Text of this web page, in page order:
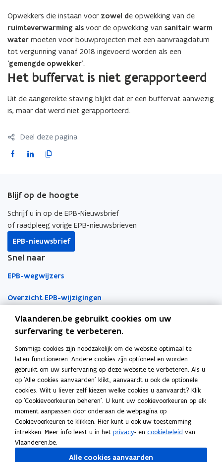
Opwekkers die instaan voor zowel de opwekking van de
ruimteverwarming als voor de opwekking van sanitair warm
water moeten voor bouwprojecten met een aanvraagdatum
tot vergunning vanaf 2018 ingevoerd worden als een
‘gemengde opwekker’.
Het buffervat is niet gerapporteerd
Uit de aangereikte staving blijkt dat er een buffervat aanwezig
is, maar dat werd niet gerapporteerd.
Deel deze pagina
F
b
o
o
p
e
t
i
L
e
d
i
p
t
i
n
n
u
w
v
e
n
s
e
K
e
e
r
n
k
a
a
r
k
e
m
b
o
r
d
Blijf op de hoogte
Schrijf u in op de EPB-Nieuwsbrief
of raadpleeg vorige EPB-nieuwsbrieven
EPB-nieuwsbrief
Snel naar
EPB-wegwijzers
Overzicht EPB-wijzigingen
EPB-regelgeving
Werken als EPB-verslaggever
Erkenningsvoorwaarden
Permanente vorming
Veelgemaakte fouten
Tools
EPB-software 3G
Vlaanderen.be gebruikt cookies om uw
surfervaring te verbeteren.
Sommige cookies zijn noodzakelijk om de website optimaal te
laten functioneren. Andere cookies zijn optioneel en worden
gebruikt om uw surfervaring op deze website te verbeteren. Als u
op 'Alle cookies aanvaarden' klikt, aanvaardt u ook de optionele
cookies. Wilt u liever zelf kiezen welke cookies u aanvaardt? Klik
op 'Cookievoorkeuren beheren'. U kunt uw cookievoorkeuren op elk
moment aanpassen door onderaan de webpagina op
Cookievoorkeuren te klikken. Hier kunt u ook uw toestemming
intrekken. Meer info leest u in het privacy- en cookiebeleid van
Vlaanderen.be.
Alle cookies aanvaarden